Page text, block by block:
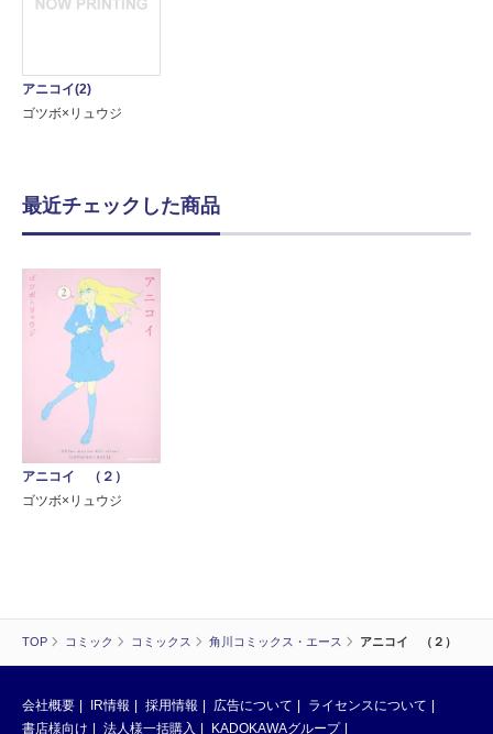
TOP コミック コミックス 角川コミックス・エース アニコイ （２）
アニコイ(2)
ゴツボ×リュウジ
最近チェックした商品
アニコイ （２）
ゴツボ×リュウジ
会社概要 IR情報 採用情報 広告について
ライセンスについて
書店様向け
法人様一括購入 KADOKAWAグループ